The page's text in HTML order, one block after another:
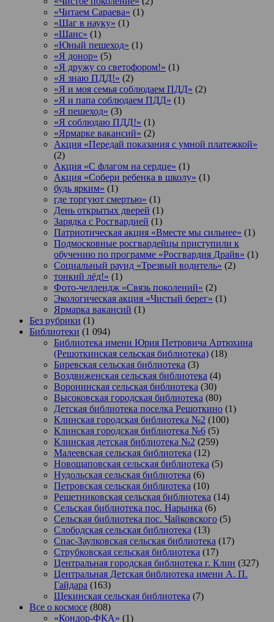
«Читаем Сараева» (1)
«Шаг в науку» (1)
«Шанс» (1)
«Юный пешеход» (1)
«Я донор» (5)
«Я дружу со светофором!» (1)
«Я знаю ПДД!» (2)
«Я и моя семья соблюдаем ПДД» (2)
«Я и папа соблюдаем ПДД» (1)
«Я пешеход» (3)
«Я соблюдаю ПДД!» (1)
«Ярмарке вакансий» (2)
Акция «Передай показания с умной платежкой»
(2)
Акция «С флагом на сердце» (1)
Акция «Собери ребенка в школу» (1)
будь ярким» (1)
где торгуют смертью» (1)
День открытых дверей (1)
Зарядка с Росгвардией (1)
Патриотическая акция «Вместе мы сильнее» (1)
Подмосковные росгвардейцы приступили к
обучению по программе «Росгвардия Драйв» (1)
Социальный раунд «Трезвый водитель» (2)
тонкий лёд!» (1)
Фото-челлендж «Связь поколений» (2)
Экологическая акция «Чистый берег» (1)
Ярмарка вакансий (1)
Без рубрики (1)
Библиотеки (1 094)
Библиотека имени Юрия Петровича Артюхина
(Решоткинская сельская библиотека) (18)
Биревская сельская библиотека (3)
Воздвиженская сельская библиотека (4)
Воронинская сельская библиотека (30)
Высоковская городская библиотека (80)
Детская библиотека поселка Решоткино (1)
Клинская городская библиотека №2 (100)
Клинская городская библиотека №6 (5)
Клинская детская библиотека №2 (259)
Малеевская сельская библиотека (12)
Новощаповская сельская библиотека (5)
Нудольская сельская библиотека (6)
Петровская сельская библиотека (10)
Решетниковская сельская библиотека (14)
Сельская библиотека пос. Нарынка (6)
Сельская библиотека пос. Чайковского (5)
Слободская сельская библиотека (13)
Спас-Заулковская сельская библиотека (17)
Струбковская сельская библиотека (17)
Центральная городская библиотека г. Клин (327)
Центральная Детская библиотека имени А. П.
Гайдара (163)
Щекинская сельская библиотека (7)
Все о космосе (808)
«Кондор-ФКА» (1)